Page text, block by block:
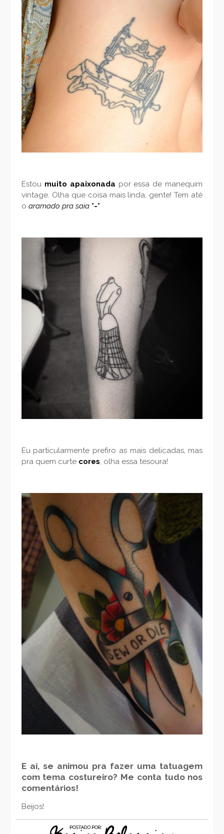
Estou muito apaixonada por essa de manequim
vintage. Olha que coisa mais linda, gente! Tem até
o aramado pra saia *-*
Eu particularmente prefiro as mais delicadas, mas
pra quem curte cores, olha essa tesoura!
E aí, se animou pra fazer uma tatuagem
com tema costureiro? Me conta tudo nos
comentários!
Beijos!